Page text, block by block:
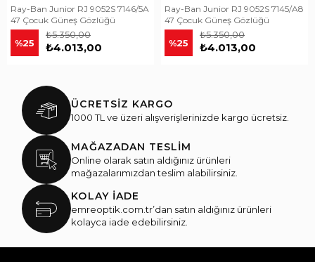
Ray-Ban Junior RJ 9052S 7146/5A
47 Çocuk Güneş Gözlüğü
%25 ₺4.013,00
₺5.350,00
Ray-Ban Junior RJ 9052S 7145/A8
47 Çocuk Güneş Gözlüğü
%25 ₺4.013,00
₺5.350,00
ÜCRETSİZ KARGO
1000 TL ve üzeri alışverişlerinizde kargo ücretsiz.
MAĞAZADAN TESLİM
Online olarak satın aldığınız ürünleri
mağazalarımızdan teslim alabilirsiniz.
KOLAY İADE
emreoptik.com.tr’dan satın aldığınız ürünleri
kolayca iade edebilirsiniz.